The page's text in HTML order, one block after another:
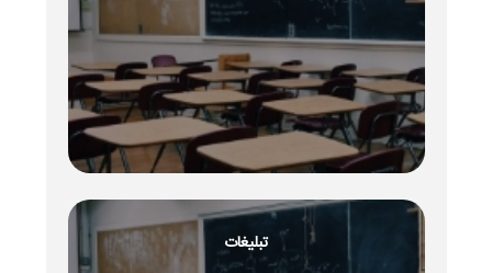
تبلیغات